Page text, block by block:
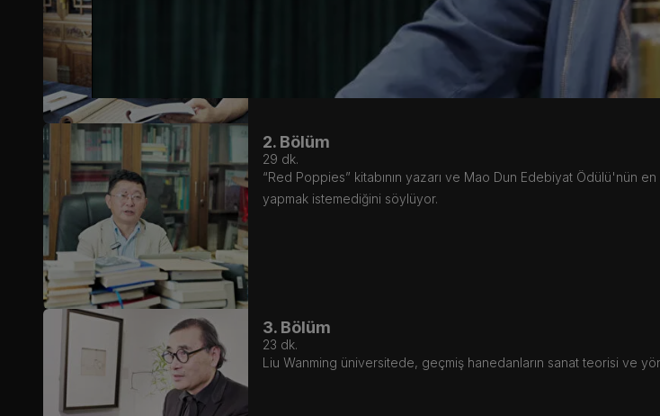
2. Bölüm
29 dk.
“Red Poppies” kitabının yazarı ve Mao Dun Edebiyat Ödülü'nün
yapmak istemediğini söylüyor.
3. Bölüm
23 dk.
Liu Wanming üniversitede, geçmiş hanedanların sanat teorisi ve